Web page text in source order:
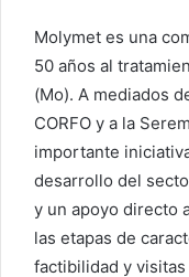
Molymet es una
50 años al
(Mo). A mediados
CORFO y a la
importante
desarrollo del
y un apoyo directo
las etapas de
factibilidad y